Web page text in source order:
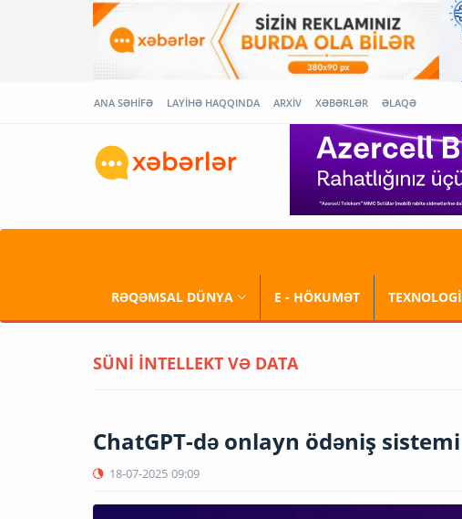
ANA SƏHİFƏ LAYİHƏ HAQQINDA ARXİV XƏBƏRLƏR ƏLAQƏ
RƏQƏMSAL DÜNYA E - HÖKUMƏT
SÜNİ İNTELLEKT VƏ DATA
ChatGPT-də onlayn ödəniş
18-07-2025 09:09